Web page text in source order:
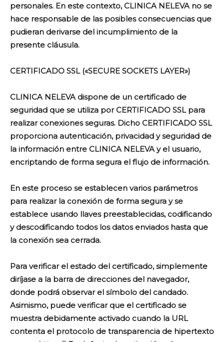
personales. En este contexto, CLINICA NELEVA no se
hace responsable de las posibles consecuencias que
pudieran derivarse del incumplimiento de la
presente cláusula.
CERTIFICADO SSL («SECURE SOCKETS LAYER»)
CLINICA NELEVA dispone de un certificado de
seguridad que se utiliza por CERTIFICADO SSL para
realizar conexiones seguras. Dicho CERTIFICADO SSL
proporciona autenticación, privacidad y seguridad de
la información entre CLINICA NELEVA y el usuario,
encriptando de forma segura el flujo de información.
En este proceso se establecen varios parámetros
para realizar la conexión de forma segura y se
establece usando llaves preestablecidas, codificando
y descodificando todos los datos enviados hasta que
la conexión sea cerrada.
Para verificar el estado del certificado, simplemente
diríjase a la barra de direcciones del navegador,
donde podrá observar el símbolo del candado.
Asimismo, puede verificar que el certificado se
muestra debidamente activado cuando la URL
contenta el protocolo de transparencia de hipertexto